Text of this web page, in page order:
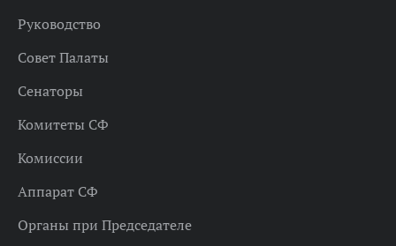
Руководство
Совет Палаты
Сенаторы
Комитеты СФ
Комиссии
Аппарат СФ
Органы при Председателе